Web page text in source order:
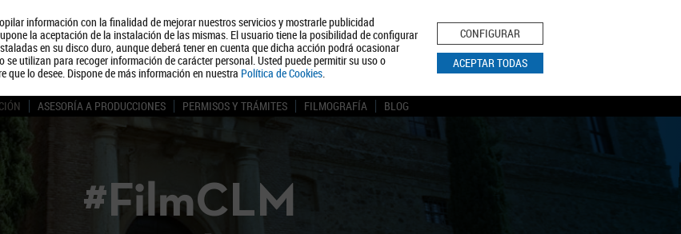
información con la finalidad de mejorar nuestros servicios y mostrarle publicidad
la aceptación de la instalación de las mismas. El usuario tiene la posibilidad de configurar
en su disco duro, aunque deberá tener en cuenta que dicha acción podrá ocasionar
utilizan para recoger información de carácter personal. Usted puede permitir su uso o
lo desee. Dispone de más información en nuestra Política de Cookies.
CONFIGURAR
ACEPTAR TODAS
Quiénes somos Turismo Política de Privacidad Aviso Legal Política de Cookies
BUSCAR
ASESORÍA A PRODUCCIONES PERMISOS Y TRÁMITES FILMOGRAFÍA BLOG
#FilmCLM